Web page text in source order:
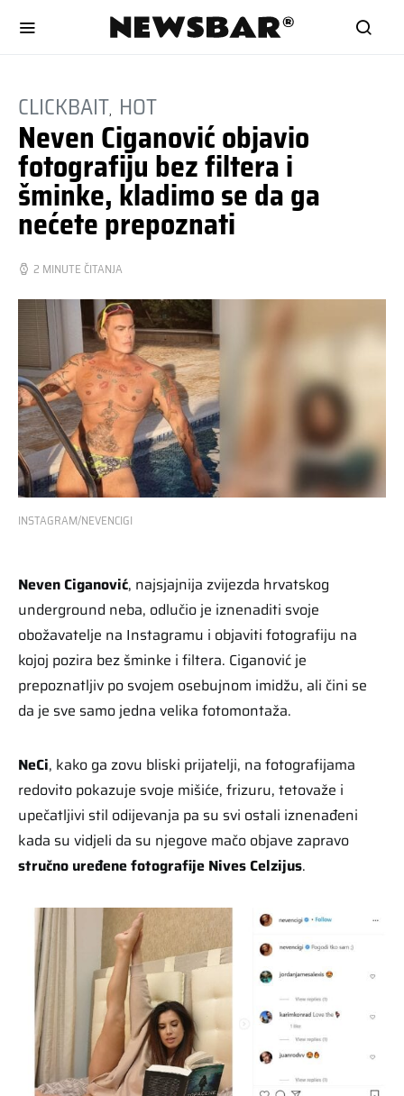
CLICKBAIT HOT
Neven Ciganović objavio
fotografiju bez filtera i
šminke, kladimo se da ga
nećete prepoznati
2 MINUTE ČITANJA
INSTAGRAM/NEVENCIGI
Neven Ciganović, najsjajnija zvijezda hrvatskog
underground neba, odlučio je iznenaditi svoje
obožavatelje na Instagramu i objaviti fotografiju na
kojoj pozira bez šminke i filtera. Ciganović je
prepoznatljiv po svojem osebujnom imidžu, ali čini se
da je sve samo jedna velika fotomontaža.
NeCi, kako ga zovu bliski prijatelji, na fotografijama
redovito pokazuje svoje mišiće, frizuru, tetovaže i
upečatljivi stil odijevanja pa su svi ostali iznenađeni
kada su vidjeli da su njegove mačo objave zapravo
stručno uređene fotografije Nives Celzijus.